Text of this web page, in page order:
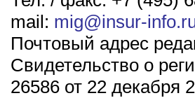
mail: mig@insur-
Почтовый адрес
Свидетельство о
26586 от 22 декабря